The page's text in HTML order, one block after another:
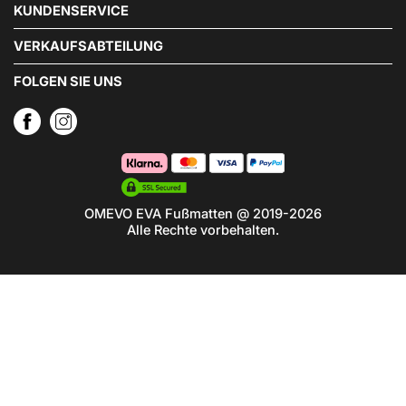
KUNDENSERVICE
VERKAUFSABTEILUNG
FOLGEN SIE UNS
OMEVO EVA Fußmatten @ 2019-2026
Alle Rechte vorbehalten.